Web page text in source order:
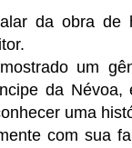
da obra
um
da Névoa,
uma
com sua